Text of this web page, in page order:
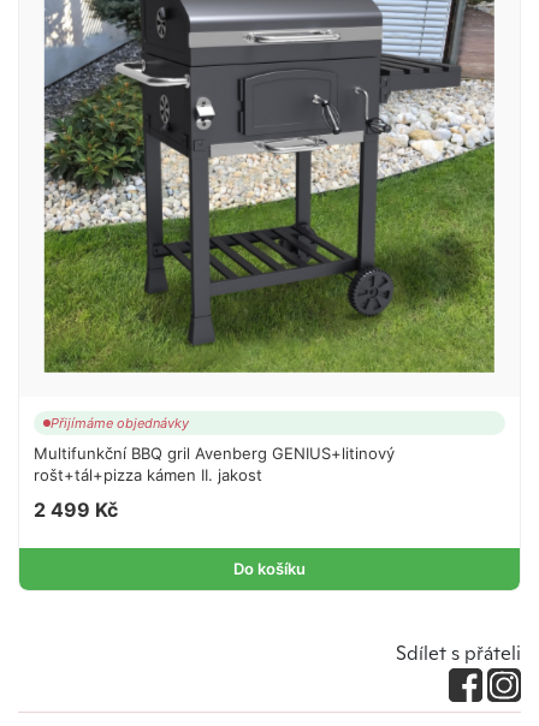
Přijímáme objednávky
Multifunkční BBQ gril Avenberg GENIUS+litinový
rošt+tál+pizza kámen II. jakost
2 499 Kč
Do košíku
Sdílet s přáteli